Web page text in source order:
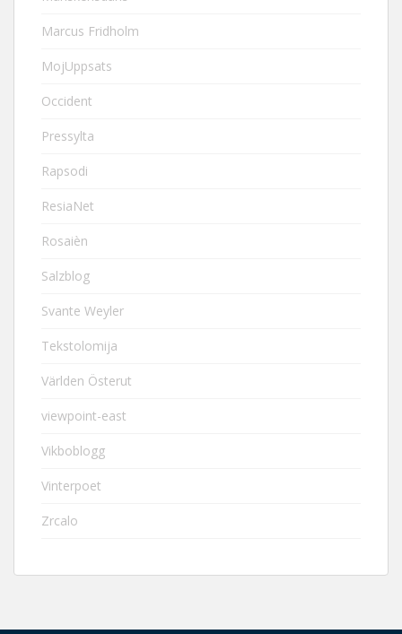
Marcus Fridholm
MojUppsats
Occident
Pressylta
Rapsodi
ResiaNet
Rosaièn
Salzblog
Svante Weyler
Tekstolomija
Världen Österut
viewpoint-east
Vikboblogg
Vinterpoet
Zrcalo